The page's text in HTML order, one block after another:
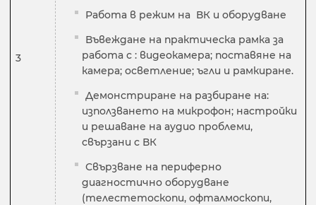
3
Работа в режим на ВК и оборудване
Въвеждане на практическа рамка за
работа с : видеокамера; поставяне на
камера; осветление; ъгли и рамкиране.
Демонстриране на разбиране на:
използването на микрофон; настройки
и решаване на аудио проблеми,
свързани с ВК
Свързване на периферно
диагностично оборудване
(телестетоскопи, офталмоскопи,